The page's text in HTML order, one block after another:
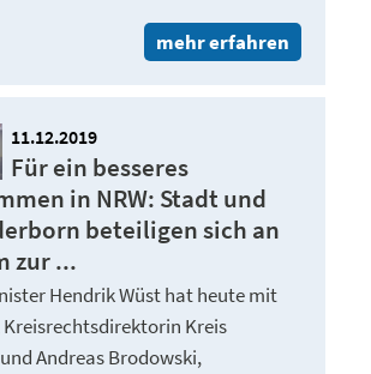
mehr erfahren
11.12.2019
Für ein besseres
in NRW: Stadt und
beteiligen sich an
zur ...
Hendrik Wüst hat heute mit
Kreisrechtsdirektorin Kreis
Andreas Brodowski,